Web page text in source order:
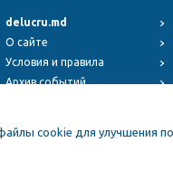
delucru.md
О сайте
Условия и правила
Архив событий
cookie для улучшения